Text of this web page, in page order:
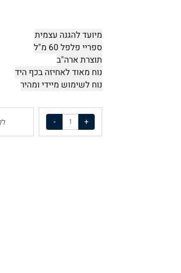
מיועד להגנה עצמית
ספריי פלפל 60 מ"ל
תוצרת ארה"ב
נוח מאוד לאחיזה בכף היד